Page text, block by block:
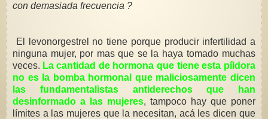
con demasiada frecuencia ?
El levonorgestrel no tiene porque producir infertilidad a
ninguna mujer, por mas que se la haya tomado muchas
veces. La cantidad de hormona que tiene esta píldora
no es la bomba hormonal que maliciosamente dicen
las fundamentalistas antiderechos que han
desinformado a las mujeres, tampoco hay que poner
límites a las mujeres que la necesitan, acá les dicen que